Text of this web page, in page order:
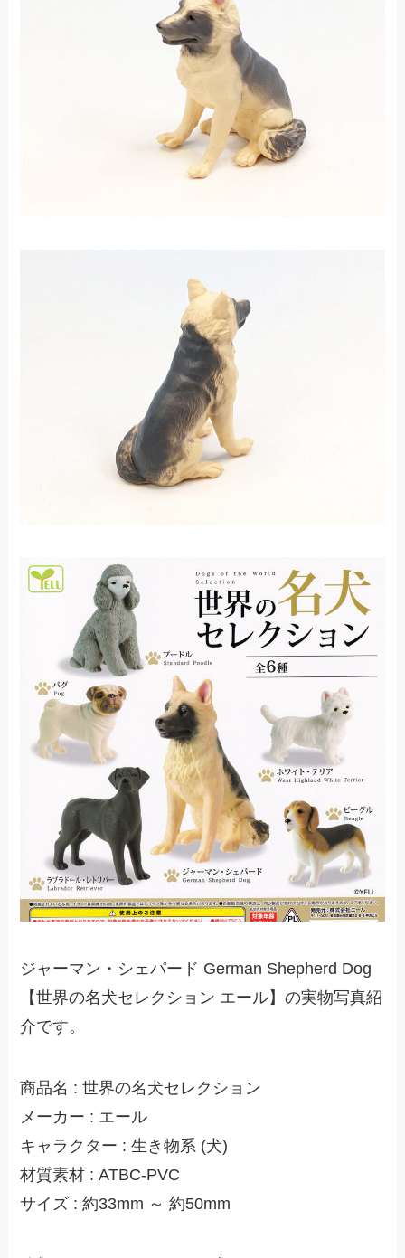
ジャーマン・シェパード German Shepherd Dog
【世界の名犬セレクション エール】の実物写真紹
介です。
商品名 : 世界の名犬セレクション
メーカー : エール
キャラクター : 生き物系 (犬)
材質素材 : ATBC-PVC
サイズ : 約33mm ～ 約50mm